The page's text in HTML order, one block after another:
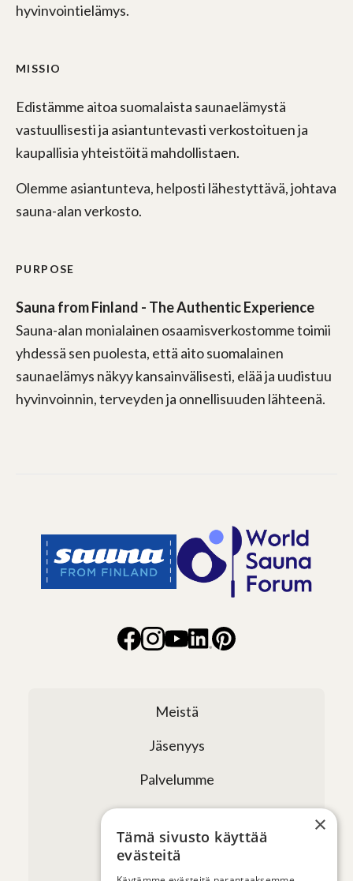
hyvinvointielämys.
MISSIO
Edistämme aitoa suomalaista saunaelämystä
vastuullisesti ja asiantuntevasti verkostoituen ja
kaupallisia yhteistöitä mahdollistaen.
Olemme asiantunteva, helposti lähestyttävä, johtava
sauna-alan verkosto.
PURPOSE
Sauna from Finland - The Authentic Experience
Sauna-alan monialainen osaamisverkostomme toimii
yhdessä sen puolesta, että aito suomalainen
saunaelämys näkyy kansainvälisesti, elää ja uudistuu
hyvinvoinnin, terveyden ja onnellisuuden lähteenä.
Meistä
Jäsenyys
Palvelumme
Verkostomme
Tapahtumat
×
Tämä sivusto käyttää
evästeitä